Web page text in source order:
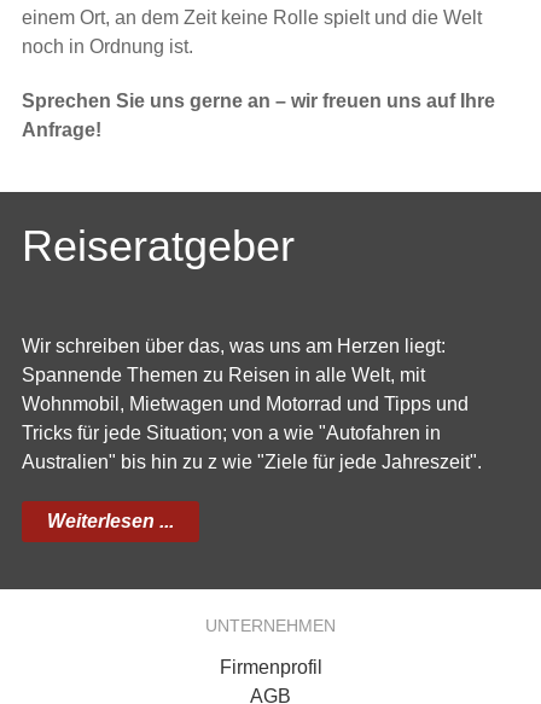
einem Ort, an dem Zeit keine Rolle spielt und die Welt
noch in Ordnung ist.
Sprechen Sie uns gerne an – wir freuen uns auf Ihre
Anfrage!
Reiseratgeber
Wir schreiben über das, was uns am Herzen liegt:
Spannende Themen zu Reisen in alle Welt, mit
Wohnmobil, Mietwagen und Motorrad und Tipps und
Tricks für jede Situation; von a wie "Autofahren in
Australien" bis hin zu z wie "Ziele für jede Jahreszeit".
Weiterlesen ...
UNTERNEHMEN
Firmenprofil
AGB